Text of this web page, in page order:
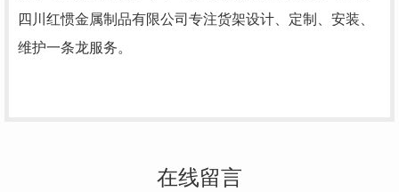
四川红惯金属制品有限公司专注货架设计、定制、安装、
维护一条龙服务。
在线留言